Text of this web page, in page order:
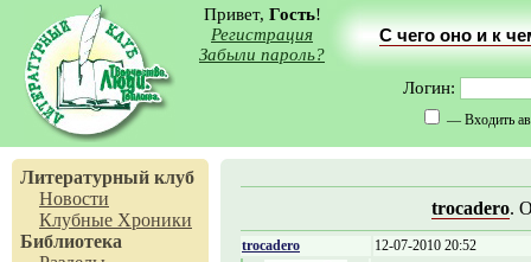
Привет, Гость!
Регистрация
Забыли пароль?
С чего оно и к
Логин:
— Входить
Литературный клуб
Новости
Клубные Хроники
Библиотека
trocadero.
trocadero 12-07-2010 20:52